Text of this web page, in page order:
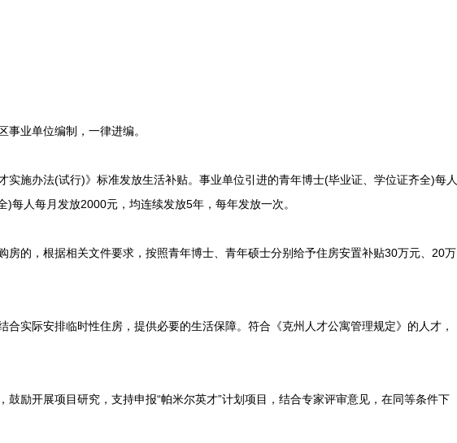
业单位编制，一律进编。
施办法(试行)》标准发放生活补贴。事业单位引进的青年博士(毕业证、学位证齐全)每人
每人每月发放2000元，均连续发放5年，每年发放一次。
的，根据相关文件要求，按照青年博士、青年硕士分别给予住房安置补贴30万元、20万
际安排临时性住房，提供必要的生活保障。符合《克州人才公寓管理规定》的人才，
励开展项目研究，支持申报“帕米尔英才”计划项目，结合专家评审意见，在同等条件下